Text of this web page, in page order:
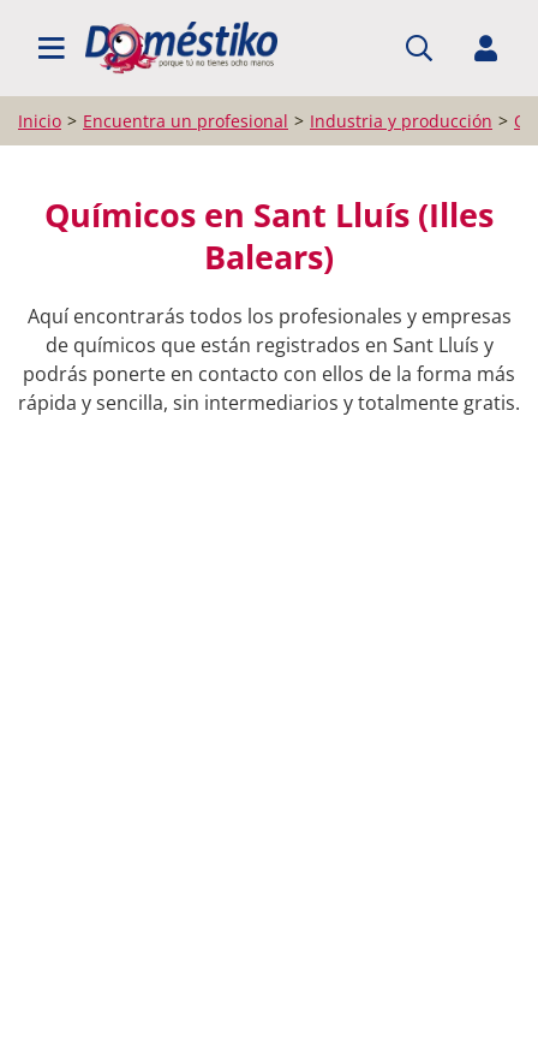
BUSCAR PROFESIONALES
Inicio Encuentra un profesional Industria y producción
Químicos en Sant Lluís (Illes
Balears)
Aquí encontrarás todos los profesionales y empresas
de químicos que están registrados en Sant Lluís y
podrás ponerte en contacto con ellos de la forma más
rápida y sencilla, sin intermediarios y totalmente gratis.